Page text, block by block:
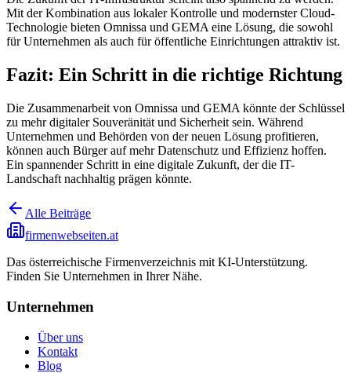
Mit der Kombination aus lokaler Kontrolle und modernster Cloud-
Technologie bieten Omnissa und GEMA eine Lösung, die sowohl
für Unternehmen als auch für öffentliche Einrichtungen attraktiv ist.
Fazit: Ein Schritt in die richtige Richtung
Die Zusammenarbeit von Omnissa und GEMA könnte der Schlüssel
zu mehr digitaler Souveränität und Sicherheit sein. Während
Unternehmen und Behörden von der neuen Lösung profitieren,
können auch Bürger auf mehr Datenschutz und Effizienz hoffen.
Ein spannender Schritt in eine digitale Zukunft, der die IT-
Landschaft nachhaltig prägen könnte.
Alle Beiträge
firmenwebseiten.at
Das österreichische Firmenverzeichnis mit KI-Unterstützung.
Finden Sie Unternehmen in Ihrer Nähe.
Unternehmen
Über uns
Kontakt
Blog